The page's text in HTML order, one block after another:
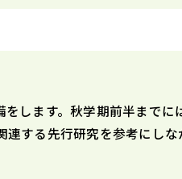
します。秋学期前半までに
する先行研究を参考にし